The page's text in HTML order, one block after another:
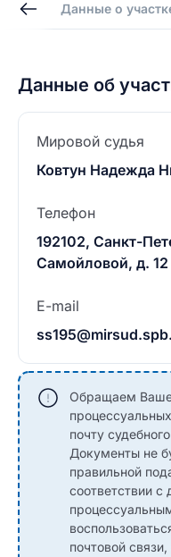
Данные о
Данные об
Мировой судья
Ковтун Надежда
Телефон
192102, Санкт-
Самойловой, д. 12
E-mail
Обращаем Ваше
почту
Документы не
правильной
соответствии
почтовой